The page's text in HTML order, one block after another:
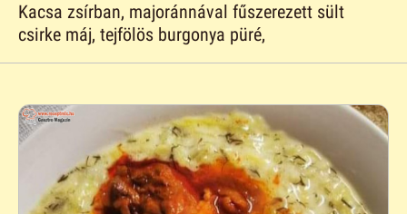
Kacsa zsírban, majoránnával fűszerezett sült
csirke máj, tejfölös burgonya püré,